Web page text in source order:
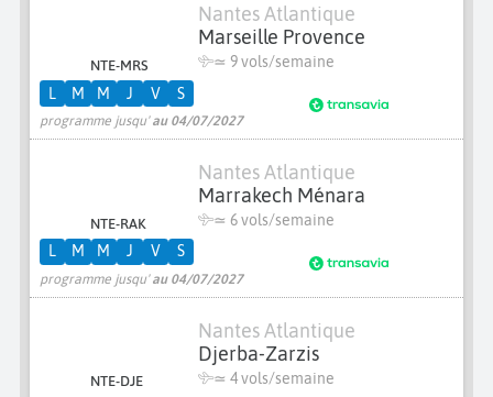
NTE-MRS
Nantes Atlantique
Marseille Provence
≃ 9 vols/semaine
programme jusqu'au 04/07/2027
L M M J V S
NTE-RAK
Nantes Atlantique
Marrakech Ménara
≃ 6 vols/semaine
programme jusqu'au 04/07/2027
L M M J V S
NTE-DJE
Nantes Atlantique
Djerba-Zarzis
≃ 4 vols/semaine